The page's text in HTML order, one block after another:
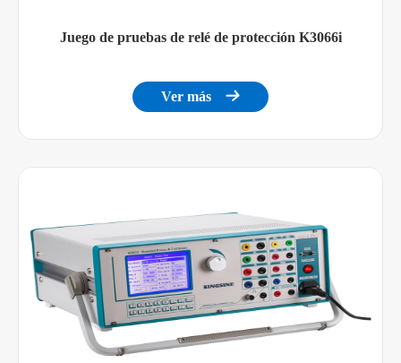
Juego de pruebas de relé de protección K3066i
Ver más 